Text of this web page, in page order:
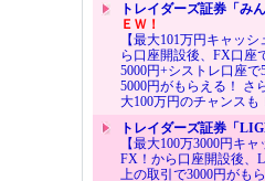
トレイダーズ証券「み
ＥＷ！
【最大101万円キャッ
ら口座開設後、FX口座
5000円+シストレ口座
5000円がもらえる！ さ
大100万円のチャンスも
トレイダーズ証券「
【最大100万3000円キ
FX！から口座開設後、
上の取引で3000円がも